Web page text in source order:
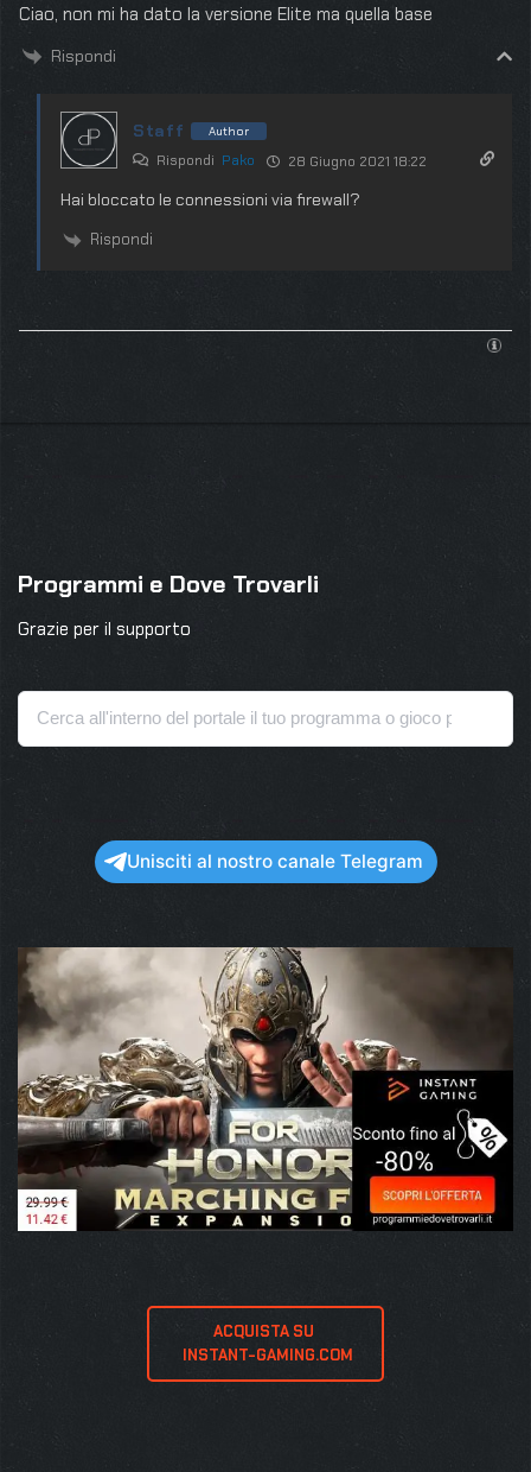
Ciao, non mi ha dato la versione Elite ma quella base
Rispondi
Staff Author
Rispondi Pako 28 Giugno 2021 18:22
Hai bloccato le connessioni via firewall?
Rispondi
Programmi e Dove Trovarli
Grazie per il supporto
Unisciti al nostro canale Telegram
ACQUISTA SU
INSTANT-GAMING.COM